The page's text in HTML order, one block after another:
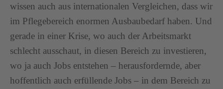
wissen auch aus internationalen Vergleichen, dass wir
im Pflegebereich enormen Ausbaubedarf haben. Und
gerade in einer Krise, wo auch der Arbeitsmarkt
schlecht ausschaut, in diesen Bereich zu investieren,
wo ja auch Jobs entstehen – herausfordernde, aber
hoffentlich auch erfüllende Jobs – in dem Bereich zu